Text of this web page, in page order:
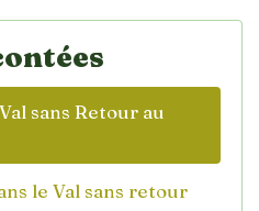
sans Retour au
le Val sans retour